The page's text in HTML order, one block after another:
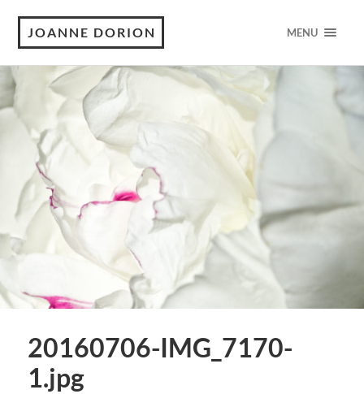
JOANNE DORION MENU
20160706-IMG_7170-
1.jpg